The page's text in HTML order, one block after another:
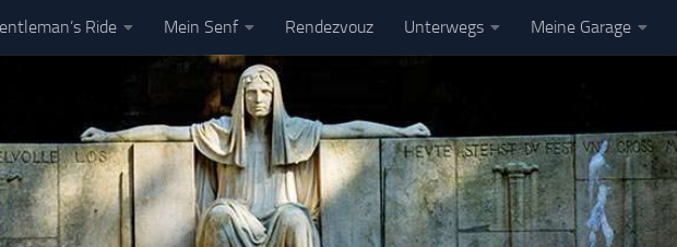
Ride Mein Senf Rendezvouz Unterwegs Meine Garage